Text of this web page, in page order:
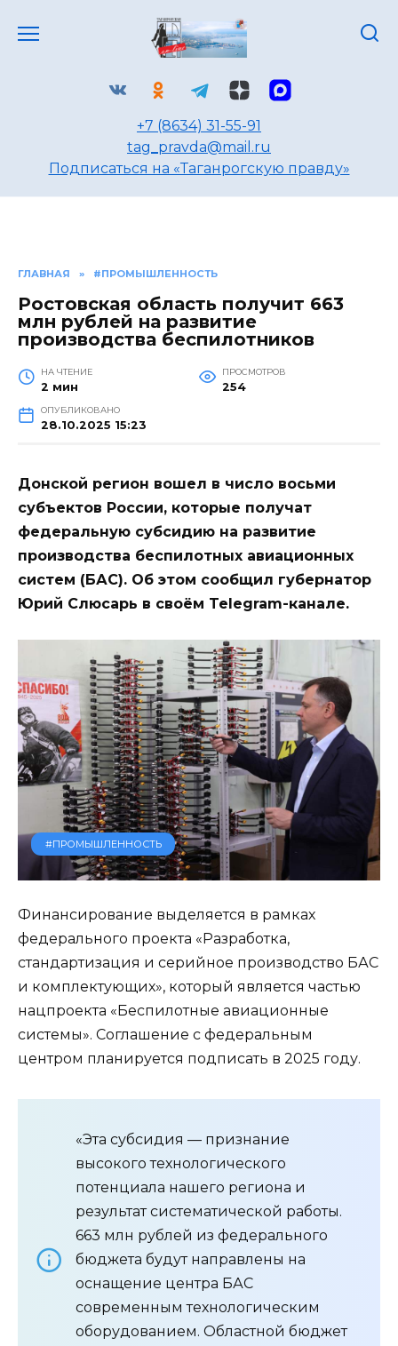
+7 (8634) 31-55-91
tag_pravda@mail.ru
Подписаться на «Таганрогскую правду»
ГЛАВНАЯ » #ПРОМЫШЛЕННОСТЬ
Ростовская область получит 663
млн рублей на развитие
производства беспилотников
НА ЧТЕНИЕ
2 мин
ПРОСМОТРОВ
254
ОПУБЛИКОВАНО
28.10.2025 15:23
Донской регион вошел в число восьми
субъектов России, которые получат
федеральную субсидию на развитие
производства беспилотных авиационных
систем (БАС). Об этом сообщил губернатор
Юрий Слюсарь в своём Telegram-канале.
#ПРОМЫШЛЕННОСТЬ
Финансирование выделяется в рамках
федерального проекта «Разработка,
стандартизация и серийное производство БАС
и комплектующих», который является частью
нацпроекта «Беспилотные авиационные
системы». Соглашение с федеральным
центром планируется подписать в 2025 году.
«Эта субсидия — признание
высокого технологического
потенциала нашего региона и
результат систематической работы.
663 млн рублей из федерального
бюджета будут направлены на
оснащение центра БАС
современным технологическим
оборудованием. Областной бюджет